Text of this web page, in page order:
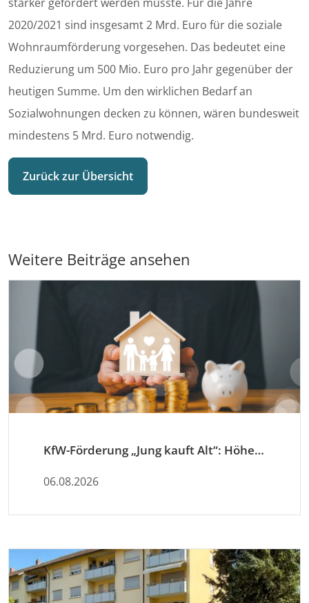
2020/2021 sind insgesamt 2 Mrd. Euro für die soziale
Wohnraumförderung vorgesehen. Das bedeutet eine
Reduzierung um 500 Mio. Euro pro Jahr gegenüber der
heutigen Summe. Um den wirklichen Bedarf an
Sozialwohnungen decken zu können, wären bundesweit
mindestens 5 Mrd. Euro notwendig.
Zurück zur Übersicht
Weitere Beiträge ansehen
KfW-Förderung „Jung kauft Alt“: Höhere Kredite ab August 2026
06.08.2026